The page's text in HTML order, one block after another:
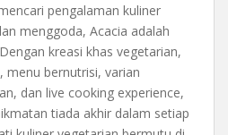
pengalaman kuliner
menggoda, Acacia adalah
kreasi khas vegetarian,
menu bernutrisi, varian
dan live cooking experience,
tiada akhir dalam setiap